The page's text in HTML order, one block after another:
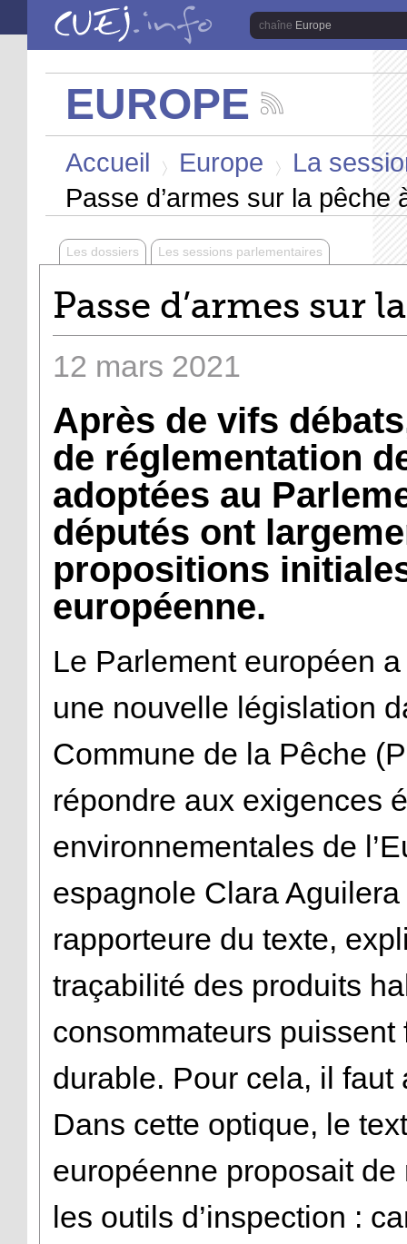
Aller au contenu principal
Europe
EUROPE
les
de
la
Europe
Accueil Europe
La
Passe d’armes sur la pêche
Les dossiers Les sessions parlementaires
Passe d’armes sur
12 mars 2021
Après de vifs
de réglementation
adoptées au
députés ont
propositions
européenne.
Le Parlement européen
une nouvelle législation
Commune de la Pêche
répondre aux exigences
environnementales de
espagnole Clara
rapporteure du texte,
traçabilité des produits
consommateurs puissent
durable. Pour cela, il
Dans cette optique, le
européenne proposait
les outils d’inspection :